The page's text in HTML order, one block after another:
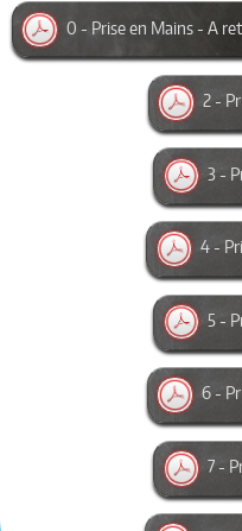
0 - Prise en Mains - A
2 -
3 -
4 -
5 -
6 -
7 -